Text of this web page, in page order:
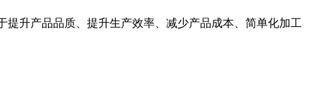
升产品品质、提升生产效率、减少产品成本、简单化加工